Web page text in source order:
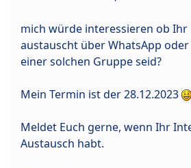
mich würde interessieren ob Ihr
austauscht über WhatsApp
einer solchen Gruppe seid?
Mein Termin ist der 28.12.2023
Meldet Euch gerne, wenn Ihr
Austausch habt.